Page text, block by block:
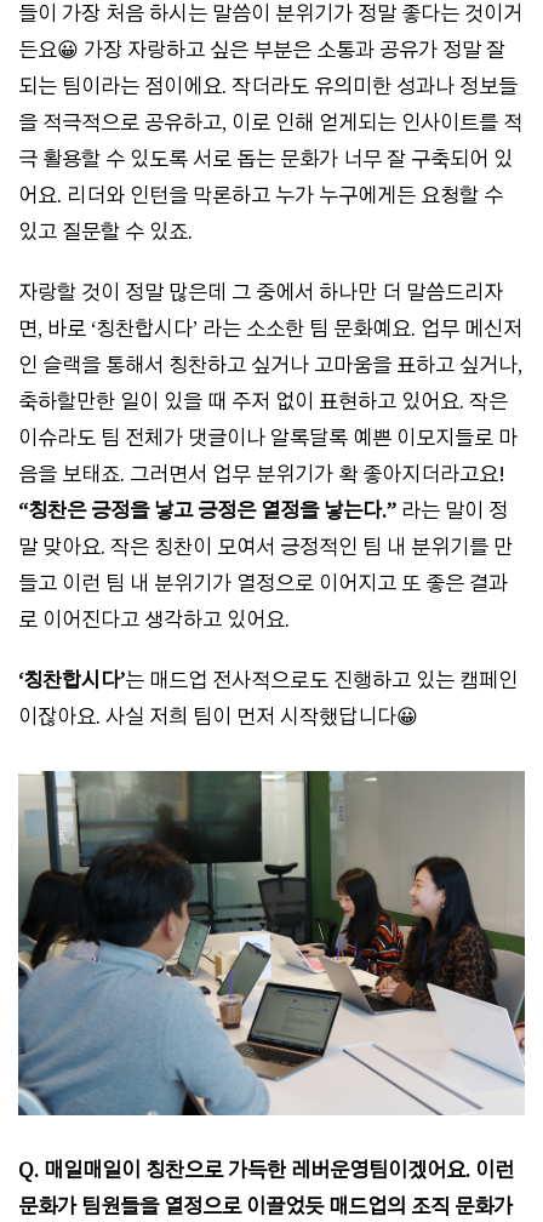
들이 가장 처음 하시는 말씀이 분위기가 정말 좋다는 것이거
든요😀 가장 자랑하고 싶은 부분은 소통과 공유가 정말 잘
되는 팀이라는 점이에요. 작더라도 유의미한 성과나 정보들
을 적극적으로 공유하고, 이로 인해 얻게되는 인사이트를 적
극 활용할 수 있도록 서로 돕는 문화가 너무 잘 구축되어 있
어요. 리더와 인턴을 막론하고 누가 누구에게든 요청할 수
있고 질문할 수 있죠.
자랑할 것이 정말 많은데 그 중에서 하나만 더 말씀드리자
면, 바로 ‘칭찬합시다’ 라는 소소한 팀 문화예요. 업무 메신저
인 슬랙을 통해서 칭찬하고 싶거나 고마움을 표하고 싶거나,
축하할만한 일이 있을 때 주저 없이 표현하고 있어요. 작은
이슈라도 팀 전체가 댓글이나 알록달록 예쁜 이모지들로 마
음을 보태죠. 그러면서 업무 분위기가 확 좋아지더라고요!
“칭찬은 긍정을 낳고 긍정은 열정을 낳는다.” 라는 말이 정
말 맞아요. 작은 칭찬이 모여서 긍정적인 팀 내 분위기를 만
들고 이런 팀 내 분위기가 열정으로 이어지고 또 좋은 결과
로 이어진다고 생각하고 있어요.
‘칭찬합시다’는 매드업 전사적으로도 진행하고 있는 캠페인
이잖아요. 사실 저희 팀이 먼저 시작했답니다😀
Q. 매일매일이 칭찬으로 가득한 레버운영팀이겠어요. 이런
문화가 팀원들을 열정으로 이끌었듯 매드업의 조직 문화가